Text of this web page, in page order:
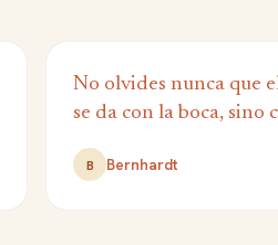
No olvides nunca que
se da con la boca, sino
B Bernhardt